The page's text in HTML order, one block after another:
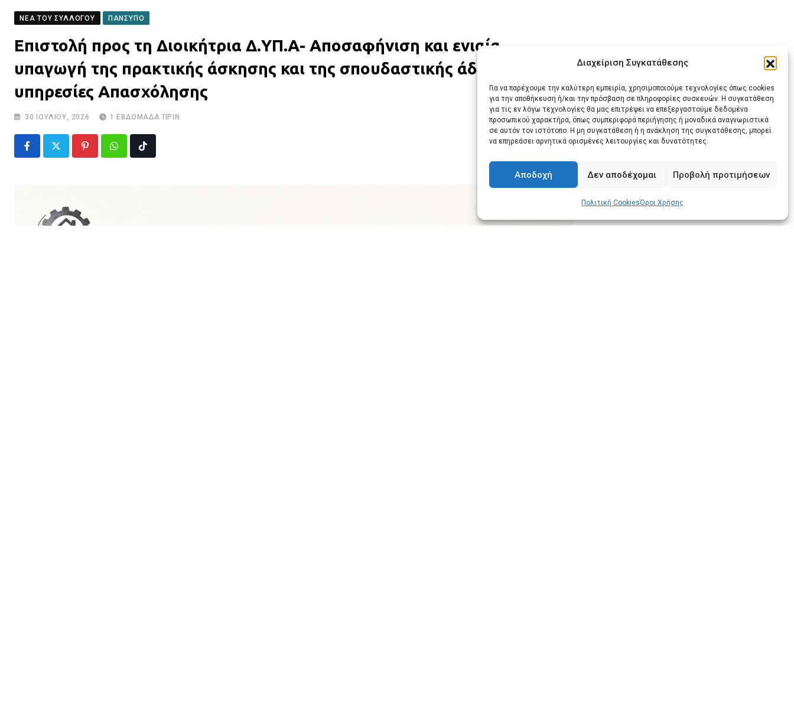
Διαχείριση Συγκατάθεσης
Για να παρέχουμε την καλύτερη εμπειρία, χρησιμοποιούμε τεχνολογίες όπως cookies
για την αποθήκευση ή/και την πρόσβαση σε πληροφορίες συσκευών. Η συγκατάθεση
για τις εν λόγω τεχνολογίες θα μας επιτρέψει να επεξεργαστούμε δεδομένα
προσωπικού χαρακτήρα, όπως συμπεριφορά περιήγησης ή μοναδικά αναγνωριστικά
σε αυτόν τον ιστότοπο. Η μη συγκατάθεση ή η ανάκληση της συγκατάθεσης, μπορεί
να επηρεάσει αρνητικά ορισμένες λειτουργίες και δυνατότητες.
Αποδοχή Δεν αποδέχομαι Προβολή προτιμήσεων
Πολιτική CookiesΌροι Χρήσης
ΝΈΑ ΤΟΥ ΣΥΛΛΌΓΟΥ ΠΑΝΣΥΠΟ
Επιστολή προς τη Διοικήτρια Δ.ΥΠ.Α- Αποσαφήνιση και ενιαία
υπαγωγή της πρακτικής άσκησης και της σπουδαστικής άδειας στις
υπηρεσίες Απασχόλησης
30 ΙΟΥΛΊΟΥ, 2026 1 ΕΒΔΟΜΆΔΑ ΠΡΙΝ
PinterestWhatsapp
via
Email
Tiktok